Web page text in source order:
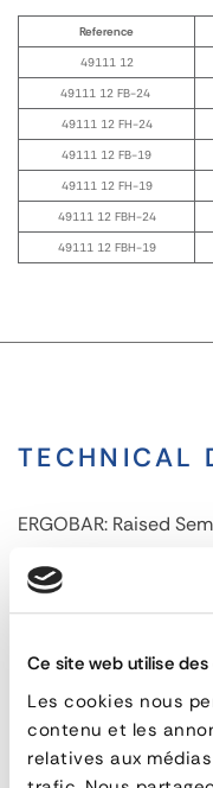
Ce site web utilise
Les cookies nous
contenu et les
relatives aux
Reference
49111 12
49111 12 FB-24
49111 12 FH-24
49111 12 FB-19
49111 12 FH-19
49111 12 FBH-24
49111 12 FBH-19
TECHNICAL
ERGOBAR: Raised
ERGOBAR:
semi-
trailer
locking